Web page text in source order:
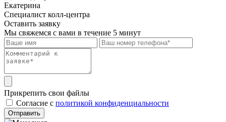
Екатерина
Специалист колл-центра
Оставить заявку
Мы свяжемся с вами в течение 5 минут
Прикрепить свои файлы
Cогласие с политикой конфиденциальности
Отправить